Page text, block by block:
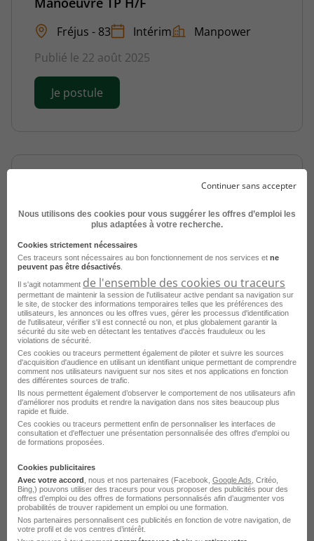
Fréjus - 83 Intérim
Manpower
Publié le 22 août 2025
Je postule
Manoeuvre Travaux Publics H/F
Fréjus - 83 Intérim
Crit
Publié le 21 août 2025
Je postule
Déposer votre CV et laissez les recruteurs
Publier mon CV
Continuer sans accepter
Nous utilisons des cookies pour vous suggérer les offres d’emploi les
plus adaptées à votre recherche.
Cookies strictement nécessaires
Ces traceurs sont nécessaires au bon fonctionnement de nos services et ne
peuvent pas être désactivés
Il s'agit notamment de l'ensemble des cookies ou traceurs
permettant de maintenir la session de l'utilisateur active pendant sa navigation sur
le site, de stocker des informations temporaires telles que les préférences des
utilisateurs, les annonces ou les offres vues, gérer les processus d'identification
de l'utilisateur, vérifier s'il est connecté ou non, et plus globalement garantir la
sécurité du site web en détectant les tentatives d'accès frauduleux ou les
violations de sécurité.
Ces cookies ou traceurs permettent également de piloter et suivre les sources
d'acquisition d'audience en utilisant un identifiant unique permettant de comprendre
comment nos utilisateurs naviguent sur nos sites et nos applications en fonction
des différentes sources de trafic.
Ils nous permettent également d’observer le comportement de nos utilisateurs afin
d'améliorer nos produits et rendre la navigation dans nos sites beaucoup plus
rapide et fluide.
Ces cookies ou traceurs permettent enfin de personnaliser les interfaces de
consultation et d'effectuer une présentation personnalisée des offres d'emploi ou
de formations proposées.
Cookies publicitaires
Avec votre accord , nous et nos partenaires (Facebook, Google Ads , Critéo,
Bing,) pouvons utiliser des traceurs pour vous proposer des publicités pour des
offres d’emploi ou des offres de formations personnalisés afin d’augmenter vos
probabilités de trouver rapidement un emploi ou une formation.
Nos partenaires personnalisent ces publicités en fonction de votre navigation, de
votre profil et de vos centres d’intérêt.